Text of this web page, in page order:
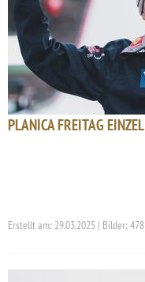
PLANICA FREITAG EINZEL
Erstellt am: 29.03.2025 | Bilder: 478